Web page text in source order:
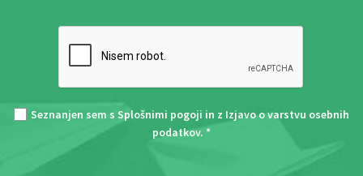
Seznanjen sem s Splošnimi pogoji in z Izjavo o varstvu osebnih
podatkov. *